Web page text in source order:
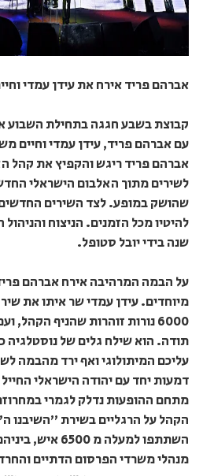
אברהם פריד אירח את עידן עמדי
קבוצת בשבע חגגה בתחילת השבוע
עם אברהם פריד, עידן עמדי וחיים
אברהם פריד ריגש והקפיץ את קהל
לשירים מתוך האלבום הישראלי
שהושק במופע. לצד השירים
להיטיו מכל הזמנים. הניצוח והניהול
שנה בידי יובל סטופל.
על הבמה המרהיבה אירח אברהם
מיוחדים. עידן עמדי שר איתו את
6000 נורות זוהרות שהניף
תודה. הוא שילח גלים של
עליכם המיתולוגי ואף ירד מהבמה
דמעות יחד עם יהודה הישראלי
מתחם ההופעות נדלק לגמרי
הקהל על הרגליים בשירת "השיבנו
השתתפו למעלה מ
מנהלי משרדי הפרסום הדתיים